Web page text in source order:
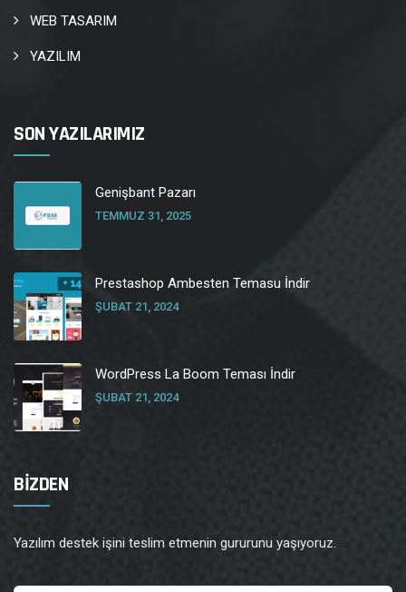
WEB TASARIM
YAZILIM
SON YAZILARIMIZ
Genişbant Pazarı
TEMMUZ 31, 2025
Prestashop Ambesten Temasu İndir
ŞUBAT 21, 2024
WordPress La Boom Teması İndir
ŞUBAT 21, 2024
BİZDEN
Yazılım destek işini teslim etmenin gururunu yaşıyoruz.